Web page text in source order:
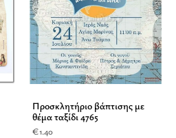
Προσκλητήριο βάπτισης με
θέμα ταξίδι 4765
€1.40